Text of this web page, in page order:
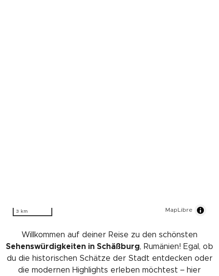
3 km MapLibre
Willkommen auf deiner Reise zu den schönsten
Sehenswürdigkeiten in Schäßburg, Rumänien! Egal, ob
du die historischen Schätze der Stadt entdecken oder
die modernen Highlights erleben möchtest – hier